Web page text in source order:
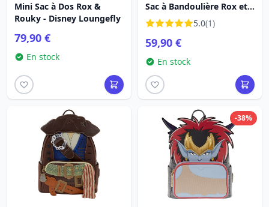
Mini Sac à Dos Rox &
Rouky - Disney Loungefly
79,90 €
En stock
Sac à Bandoulière Rox et
Rouky - Disney Loungefly
5.0(1)
59,90 €
En stock
-38%